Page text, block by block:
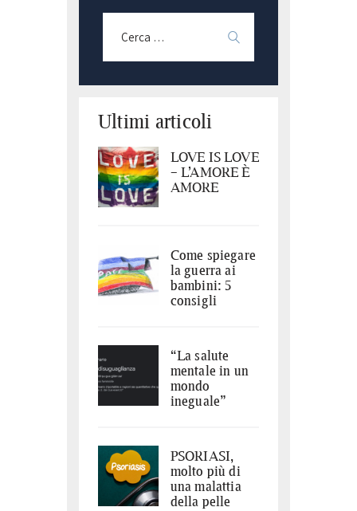
Ultimi articoli
LOVE IS LOVE
– L’AMORE È
AMORE
Come spiegare
la guerra ai
bambini: 5
consigli
“La salute
mentale in un
mondo
ineguale”
PSORIASI,
molto più di
una malattia
della pelle